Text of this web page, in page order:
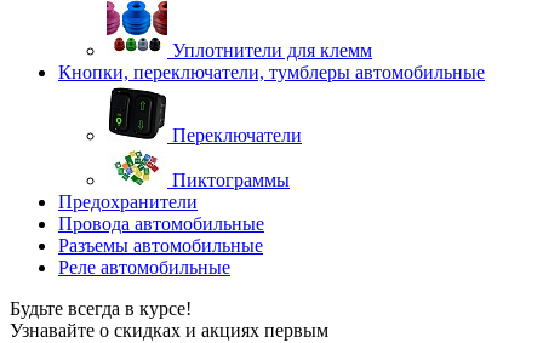
Уплотнители для клемм
Кнопки, переключатели, тумблеры автомобильные
Переключатели
Пиктограммы
Предохранители
Провода автомобильные
Разъемы автомобильные
Реле автомобильные
Будьте всегда в курсе!
Узнавайте о скидках и акциях первым